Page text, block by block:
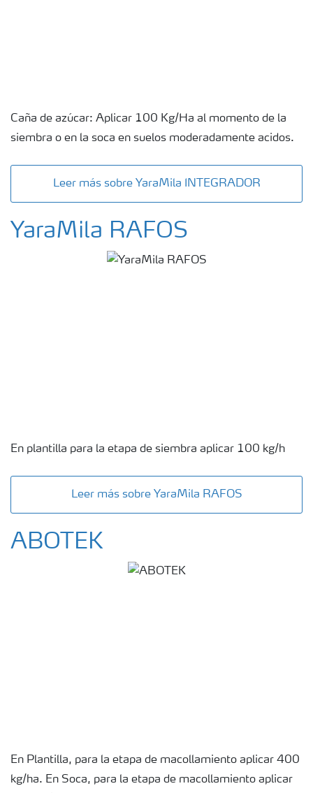
Caña de azúcar: Aplicar 100 Kg/Ha al momento de la
siembra o en la soca en suelos moderadamente acidos.
Leer más sobre YaraMila INTEGRADOR
YaraMila RAFOS
En plantilla para la etapa de siembra aplicar 100 kg/h
Leer más sobre YaraMila RAFOS
ABOTEK
En Plantilla, para la etapa de macollamiento aplicar 400
kg/ha. En Soca, para la etapa de macollamiento aplicar